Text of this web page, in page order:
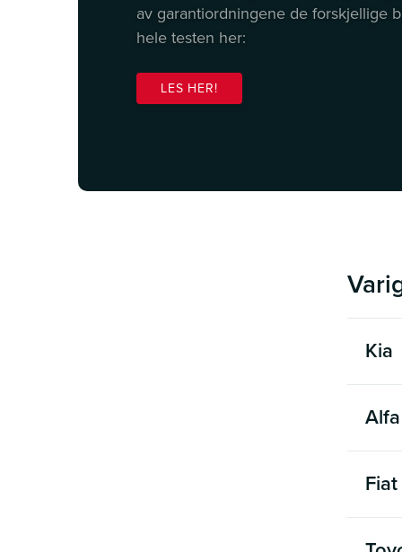
av garantiordningene de forskjellige
hele testen her:
LES HER!
Kia
Fiat